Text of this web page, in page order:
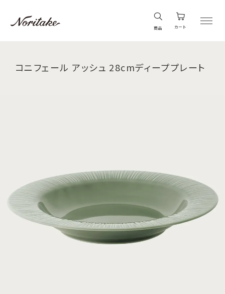
商品 カート
コニフェール アッシュ 28cmディーププレート